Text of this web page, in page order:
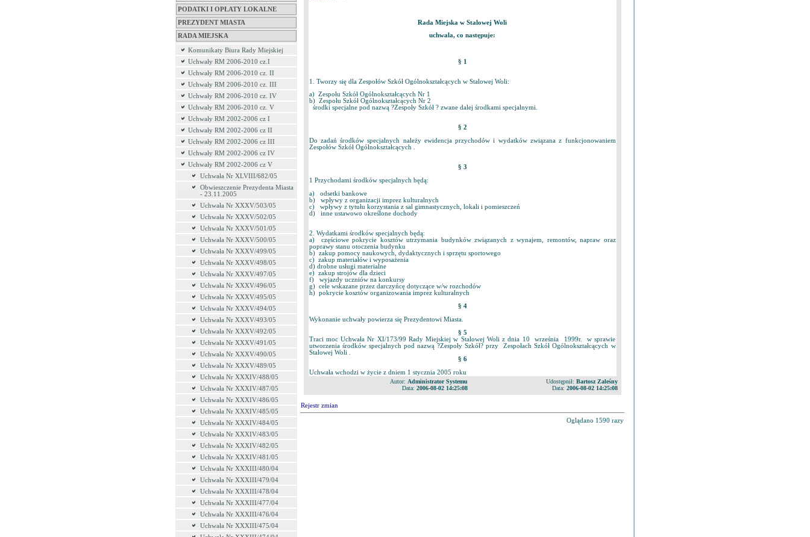
PODATKI I OPŁATY LOKALNE
PREZYDENT MIASTA
RADA MIEJSKA
Komunikaty Biura Rady Miejskiej
Uchwały RM 2006-2010 cz.I
Uchwały RM 2006-2010 cz. II
Uchwały RM 2006-2010 cz. III
Uchwały RM 2006-2010 cz. IV
Uchwały RM 2006-2010 cz. V
Uchwały RM 2002-2006 cz I
Uchwały RM 2002-2006 cz II
Uchwały RM 2002-2006 cz III
Uchwały RM 2002-2006 cz IV
Uchwały RM 2002-2006 cz V
Uchwała Nr XLVIII/682/05
Obwieszczenie Prezydenta Miasta
- 23.11.2005
Uchwała Nr XXXV/503/05
Uchwała Nr XXXV/502/05
Uchwała Nr XXXV/501/05
Uchwała Nr XXXV/500/05
Uchwała Nr XXXV/499/05
Uchwała Nr XXXV/498/05
Uchwała Nr XXXV/497/05
Uchwała Nr XXXV/496/05
Uchwała Nr XXXV/495/05
Uchwała Nr XXXV/494/05
Uchwała Nr XXXV/493/05
Uchwała Nr XXXV/492/05
Uchwała Nr XXXV/491/05
Uchwała Nr XXXV/490/05
Uchwała Nr XXXV/489/05
Uchwała Nr XXXIV/488/05
Uchwała Nr XXXIV/487/05
Uchwała Nr XXXIV/486/05
Uchwała Nr XXXIV/485/05
Uchwała Nr XXXIV/484/05
Uchwała Nr XXXIV/483/05
Uchwała Nr XXXIV/482/05
Uchwała Nr XXXIV/481/05
Uchwała Nr XXXIII/480/04
Uchwała Nr XXXIII/479/04
Uchwała Nr XXXIII/478/04
Uchwała Nr XXXIII/477/04
Uchwała Nr XXXIII/476/04
Uchwała Nr XXXIII/475/04
Rada Miejska w Stalowej Woli
uchwala, co następuje:
§ 1
1. Tworzy się dla Zespołów Szkół Ogólnokształcących w Stalowej Woli:
a) Zespołu Szkół Ogólnokształcących Nr 1
b) Zespołu Szkół Ogólnokształcących Nr 2
środki specjalne pod nazwą ?Zespoły Szkół ? zwane dalej środkami specjalnymi.
§ 2
Do zadań środków specjalnych należy ewidencja przychodów i wydatków związana z funkcjonowaniem
Zespołów Szkół Ogólnokształcących .
§ 3
1 Przychodami środków specjalnych będą:
a) odsetki bankowe
b) wpływy z organizacji imprez kulturalnych
c) wpływy z tytułu korzystania z sal gimnastycznych, lokali i pomieszczeń
d) inne ustawowo określone dochody
2. Wydatkami środków specjalnych będą:
a) częściowe pokrycie kosztów utrzymania budynków związanych z wynajem, remontów, napraw oraz
poprawy stanu otoczenia budynku
b) zakup pomocy naukowych, dydaktycznych i sprzętu sportowego
c) zakup materiałów i wyposażenia
d) drobne usługi materialne
e) zakup strojów dla dzieci
f) wyjazdy uczniów na konkursy
g) cele wskazane przez darczyńcę dotyczące w/w rozchodów
h) pokrycie kosztów organizowania imprez kulturalnych
§ 4
Wykonanie uchwały powierza się Prezydentowi Miasta.
§ 5
Traci moc Uchwała Nr XI/173/99 Rady Miejskiej w Stalowej Woli z dnia 10 września 1999r. w sprawie
utworzenia środków specjalnych pod nazwą ?Zespoły Szkół? przy Zespołach Szkół Ogólnokształcących w
Stalowej Woli .
§ 6
Uchwała wchodzi w życie z dniem 1 stycznia 2005 roku
Autor: Administrator Systemu
Data: 2006-08-02 14:25:08
Udostępnił: Bartosz Zaleśny
Data: 2006-08-02 14:25:08
Rejestr zmian
Oglądano 1590 razy